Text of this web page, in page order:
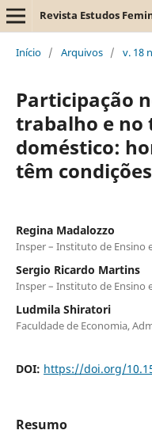
Revista Estudos
Início / Arquivos / v. 18
Participação
trabalho e no
doméstico:
têm
Regina Madalozzo
Insper – Instituto de Ensino
Sergio Ricardo Martins
Insper – Instituto de Ensino
Ludmila Shiratori
Faculdade de Economia,
DOI: https://doi.org/
Resumo